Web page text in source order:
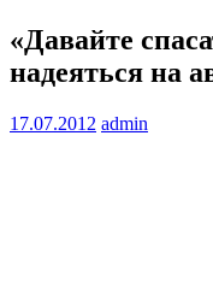
«Давайте
надеяться на
17.07.2012 admin